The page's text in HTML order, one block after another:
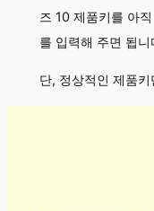
즈 10 제품키를 아
를 입력해 주면 됩니
단, 정상적인 제품키